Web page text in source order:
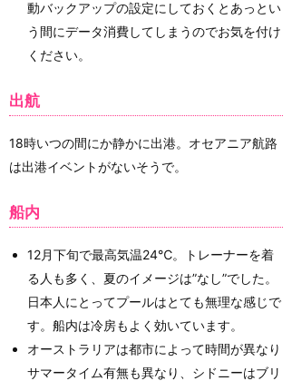
動バックアップの設定にしておくとあっとい
う間にデータ消費してしまうのでお気を付け
ください。
出航
18時いつの間にか静かに出港。オセアニア航路
は出港イベントがないそうで。
船内
12月下旬で最高気温24℃。トレーナーを着
る人も多く、夏のイメージは”なし”でした。
日本人にとってプールはとても無理な感じで
す。船内は冷房もよく効いています。
オーストラリアは都市によって時間が異なり
サマータイム有無も異なり、シドニーはブリ